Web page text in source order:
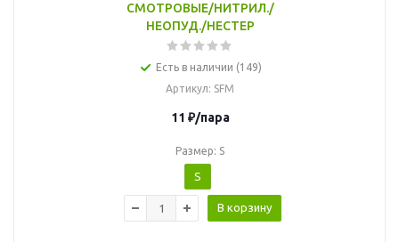
СМОТРОВЫЕ/НИТРИЛ./
НЕОПУД./НЕСТЕР
Есть в наличии (149)
Артикул: SFM
11 ₽/пара
Размер: S
S
В корзину